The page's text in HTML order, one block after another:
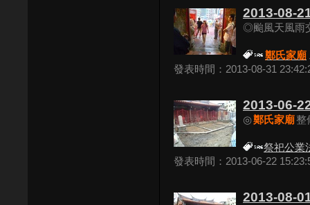
2013-08-
◎颱風天風雨
鄭氏家廟
發表時間：2013-08-31
2013-06-
◎鄭氏家廟整
祭祀公業
發表時間：2013-06-22
2013-08-